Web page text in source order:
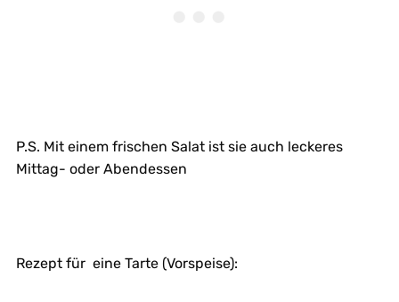
P.S. Mit einem frischen Salat ist sie auch leckeres
Mittag- oder Abendessen
Rezept für eine Tarte (Vorspeise):